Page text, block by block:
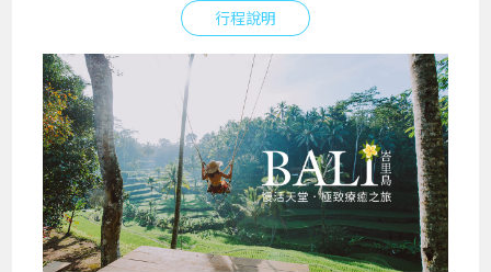
行程說明